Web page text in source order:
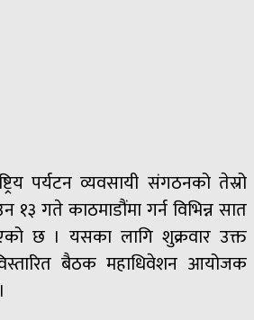
पर्यटन व्यवसायी संगठनको तेस्रो
१३ गते काठमाडौंमा गर्न विभिन्न सात
छ । यसका लागि शुक्रवार उक्त
बैठक महाधिवेशन आयोजक